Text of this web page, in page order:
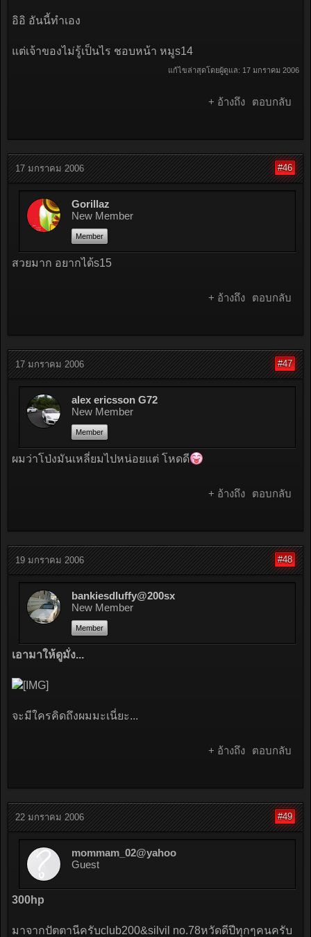
อิอิ อันนี้ทำเอง
แต่เจ้าของไม่รู้เป็นไร ชอบหน้า หมูs14
แก้ไขล่าสุดโดยผู้ดูแล: 17 มกราคม 2006
+ อ้างถึง ตอบกลับ
17 มกราคม 2006 #46
Gorillaz
New Member
Member
สวยมาก อยากได้s15
+ อ้างถึง ตอบกลับ
17 มกราคม 2006 #47
alex ericsson G72
New Member
Member
ผมว่าโป่งมันเหลี่ยมไปหน่อยแต่ โหดดี
+ อ้างถึง ตอบกลับ
19 มกราคม 2006 #48
bankiesdluffy@200sx
New Member
Member
เอามาให้ดูมั่ง...
จะมีใครคิดถึงผมมะเนี่ยะ...
+ อ้างถึง ตอบกลับ
22 มกราคม 2006 #49
mommam_02@yahoo
Guest
300hp
มาจากปัตตานีครับclub200&silvil no.78หวัดดีปีทุกๆคนครับ